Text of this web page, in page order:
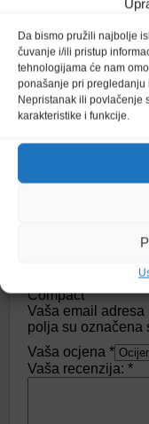
Da bismo pružili najbolje
čuvanje i/ili pristup
tehnologijama će nam
ponašanje pri pregledanju
Nepristanak ili povlačenje
karakteristike i funkcije.
Proizvođač
Karcher
Još nema
Budi prvi koji će
Compact”
Vaša email
polja su označena
Vaša ocjena *
Vaša recenzija: *